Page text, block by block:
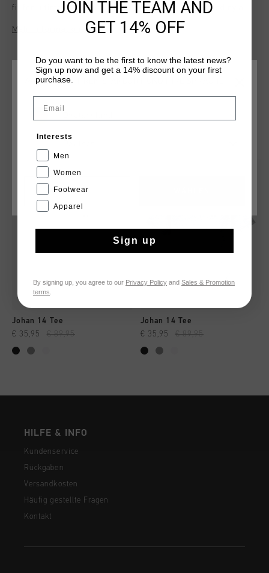
fit for ultimate comfort. The stylish design is elevated by a
"Netherlands" badge on the left chest, making it a standout
piece for any wardrobe.
Mehr Informationen
DAS KÖNNTE IHNEN AUCH GEFALLEN
Johan 14 Tee
€ 35,95 € 89,95
Johan 14 Tee
€ 35,95 € 89,95
HILFE & INFO
Kundenservice
Rückgaben
Versandkosten
Häufig gestellte Fragen
Kontakt
WÄHLEN SIE IHREN STANDORT UND IHRE SPRACHE
CANCEL
JOIN THE TEAM AND
GET 14% OFF
Do you want to be the first to know the latest news?
Sign up now and get a 14% discount on your first
purchase.
Interests
Men
Women
Footwear
Apparel
Sign up
By signing up, you agree to our Privacy Policy and Sales & Promotion
terms